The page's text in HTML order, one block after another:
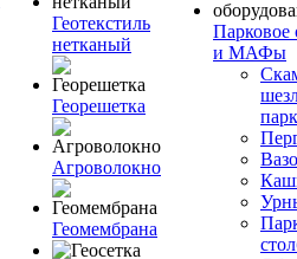
Геотекстиль
нетканый
Георешетка
Агроволокно
Геомембрана
Парковое
и МАФы